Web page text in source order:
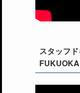
スタッフ